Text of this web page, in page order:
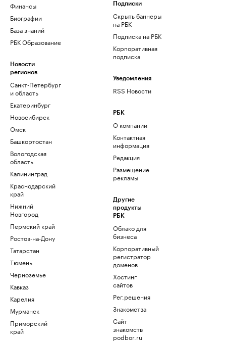
Финансы
Биографии
База знаний
РБК Образование
Новости
регионов
Санкт-Петербург
и область
Екатеринбург
Новосибирск
Омск
Башкортостан
Вологодская
область
Калининград
Краснодарский
край
Нижний
Новгород
Пермский край
Ростов-на-Дону
Татарстан
Тюмень
Черноземье
Кавказ
Карелия
Мурманск
Приморский
край
Подписки
Скрыть баннеры
на РБК
Подписка на РБК
Корпоративная
подписка
Уведомления
RSS Новости
РБК
О компании
Контактная
информация
Редакция
Размещение
рекламы
Другие
продукты
РБК
Облако для
бизнеса
Корпоративный
регистратор
доменов
Хостинг
сайтов
Рег.решения
Знакомства
Сайт
знакомств
podbor.ru